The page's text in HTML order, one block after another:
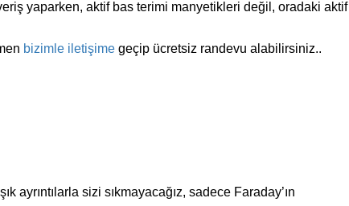
yaparken, aktif bas terimi manyetikleri değil, oradaki aktif
bizimle iletişime geçip ücretsiz randevu alabilirsiniz..
sizi sıkmayacağız, sadece Faraday’ın